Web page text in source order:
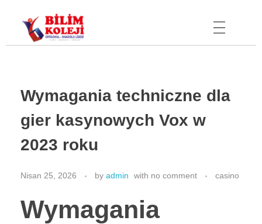
Bilim Koleji
Wymagania techniczne dla
gier kasynowych Vox w
2023 roku
Nisan 25, 2026 by admin with no comment casino
Wymagania